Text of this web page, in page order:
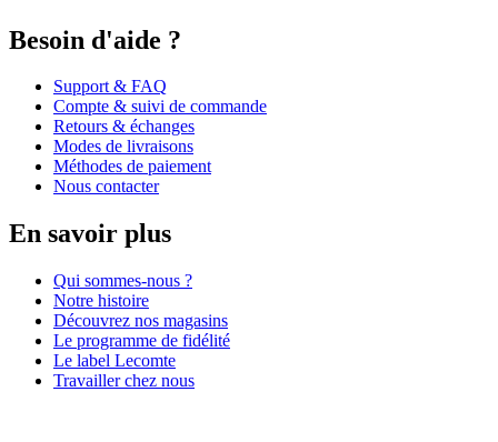
Besoin d'aide ?
Support & FAQ
Compte & suivi de commande
Retours & échanges
Modes de livraisons
Méthodes de paiement
Nous contacter
En savoir plus
Qui sommes-nous ?
Notre histoire
Découvrez nos magasins
Le programme de fidélité
Le label Lecomte
Travailler chez nous